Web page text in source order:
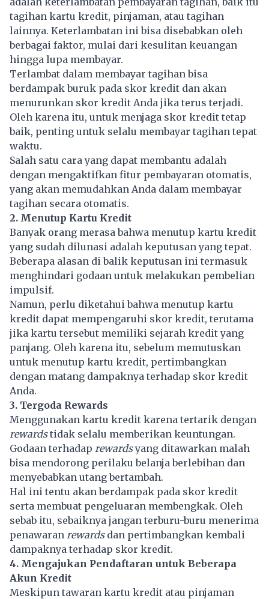
tagihan kartu kredit, pinjaman, atau tagihan
lainnya. Keterlambatan ini bisa disebabkan oleh
berbagai faktor, mulai dari kesulitan keuangan
hingga lupa membayar.
Terlambat dalam membayar tagihan bisa
berdampak buruk pada skor kredit dan akan
menurunkan skor kredit Anda jika terus terjadi.
Oleh karena itu, untuk menjaga skor kredit tetap
baik, penting untuk selalu membayar tagihan tepat
waktu.
Salah satu cara yang dapat membantu adalah
dengan mengaktifkan fitur pembayaran otomatis,
yang akan memudahkan Anda dalam membayar
tagihan secara otomatis.
2. Menutup Kartu Kredit
Banyak orang merasa bahwa menutup kartu kredit
yang sudah dilunasi adalah keputusan yang tepat.
Beberapa alasan di balik keputusan ini termasuk
menghindari godaan untuk melakukan pembelian
impulsif.
Namun, perlu diketahui bahwa menutup kartu
kredit dapat mempengaruhi skor kredit, terutama
jika kartu tersebut memiliki sejarah kredit yang
panjang. Oleh karena itu, sebelum memutuskan
untuk menutup kartu kredit, pertimbangkan
dengan matang dampaknya terhadap skor kredit
Anda.
3. Tergoda Rewards
Menggunakan kartu kredit karena tertarik dengan
rewardstidak selalu memberikan keuntungan.
Godaan terhadap rewardsyang ditawarkan malah
bisa mendorong perilaku belanja berlebihan dan
menyebabkan utang bertambah.
Hal ini tentu akan berdampak pada skor kredit
serta membuat pengeluaran membengkak. Oleh
sebab itu, sebaiknya jangan terburu-buru menerima
penawaran rewardsdan pertimbangkan kembali
dampaknya terhadap skor kredit.
4. Mengajukan Pendaftaran untuk Beberapa
Akun Kredit
Meskipun tawaran kartu kredit atau pinjaman